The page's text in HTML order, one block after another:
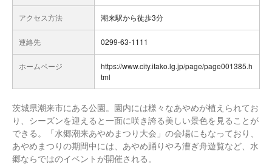
アクセス方法 潮来駅から徒歩3分
連絡先 0299-63-1111
ホームページ
https://www.city.itako.lg.jp/page/page001385.h
tml
茨城県潮来市にある公園。園内には様々なあやめが植えられてお
り、シーズンを迎えると一面に咲き誇る美しい景色を見ることが
できる。「水郷潮来あやめまつり大会」の会場にもなっており、
あやめまつりの期間中には、あやめ踊りやろ漕ぎ舟遊覧など、水
郷ならではのイベントが開催される。